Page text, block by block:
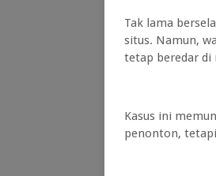
Tak lama
situs. Namun,
tetap beredar di
Kasus ini
penonton,